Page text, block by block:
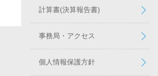
計算書(決算報告書)
事務局・アクセス
個人情報保護方針